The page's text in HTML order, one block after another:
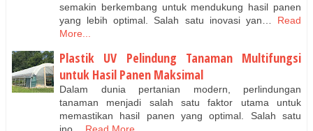
semakin berkembang untuk mendukung hasil panen
yang lebih optimal. Salah satu inovasi yan…
Read
More...
Plastik UV Pelindung Tanaman Multifungsi
untuk Hasil Panen Maksimal
Dalam dunia pertanian modern, perlindungan
tanaman menjadi salah satu faktor utama untuk
memastikan hasil panen yang optimal. Salah satu